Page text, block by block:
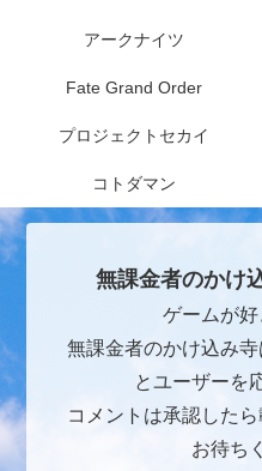
アークナイツ
Fate Grand Order
プロジェクトセカイ
コトダマン
無課金者のかけ
ゲームが好
無課金者のかけ込み
とユーザーを
コメントは承認した
お待ち